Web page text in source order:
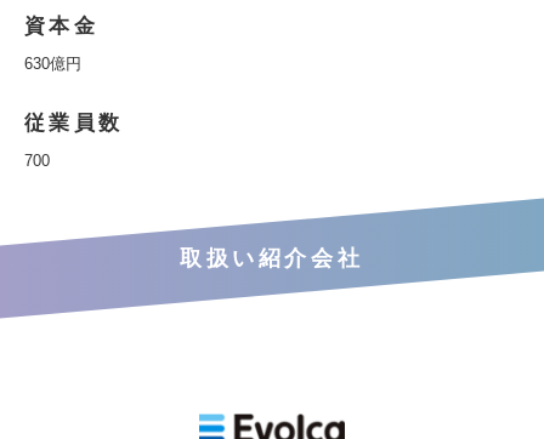
資本金
630億円
従業員数
700
取扱い紹介会社